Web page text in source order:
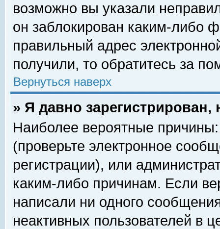
возможно вы указали
он заблокирован каким-либо
правильный адрес
получили, то обратитесь за
Вернуться наверх
» Я давно
Наиболее вероятные
(проверьте электронное
регистрации), или
каким-либо причинам. Если
написали ни одного
неактивных пользователей в